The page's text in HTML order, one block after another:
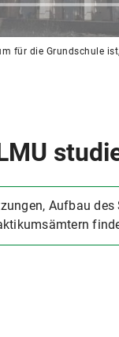
für die Grundschule
Aufbau